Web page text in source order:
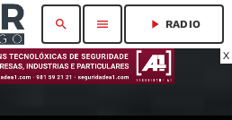
X
search menu play_arrow RADIO